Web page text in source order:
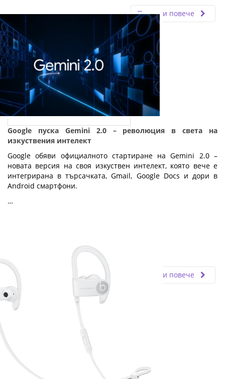
Прочети повече
Google пуска Gemini 2.0 – революция в света на
изкуствения интелект
Google обяви официалното стартиране на Gemini 2.0 –
новата версия на своя изкуствен интелект, която вече е
интегрирана в търсачката, Gmail, Google Docs и дори в
Android смартфони.
…
Fly.bg
Прочети повече